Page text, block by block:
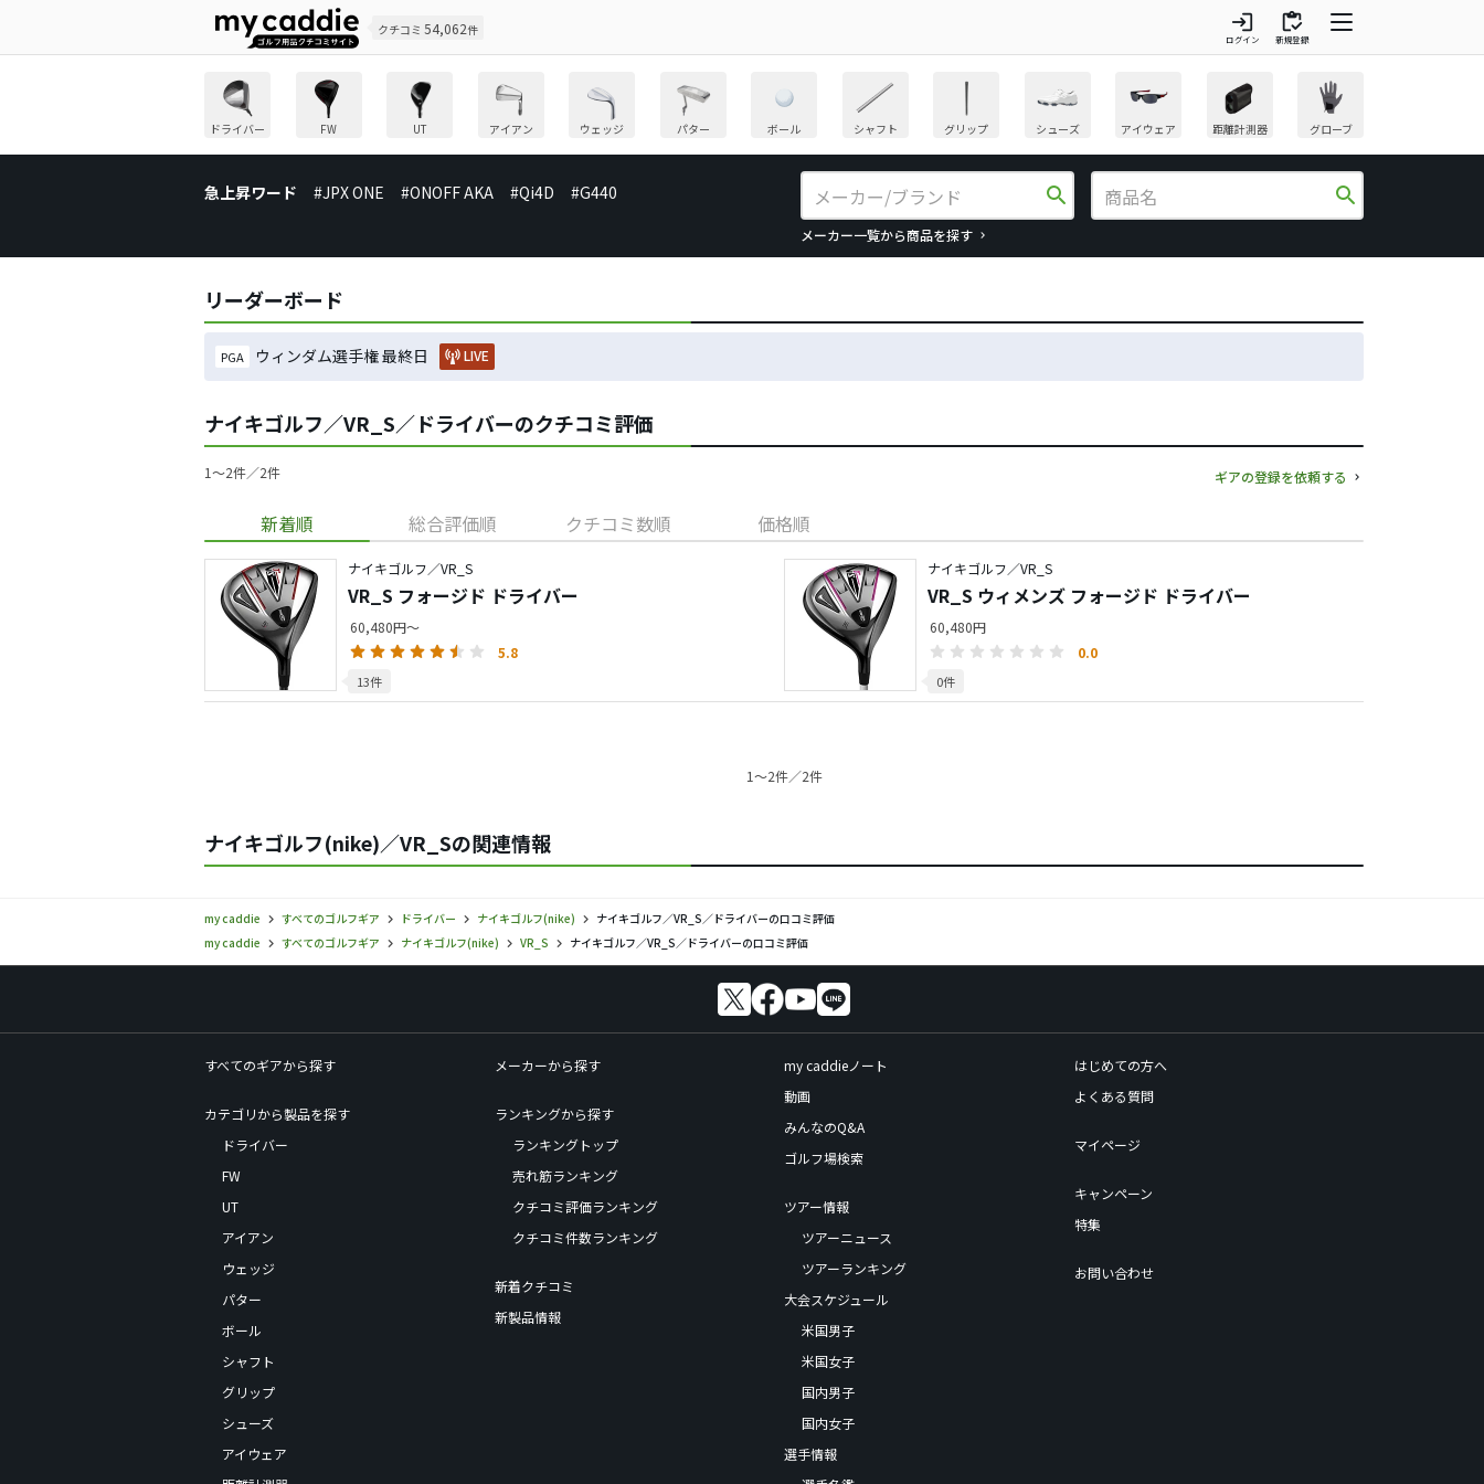
クチコミ 54,062件 login
ログイン
inventory
新規登録
ドライバー FW UT アイアン ウェッジ パター ボール シャフト グリップ シューズ アイウェア 距離計測器 グローブ
急上昇ワード #JPX ONE #ONOFF AKA #Qi4D #G440 search
メーカー一覧から商品を探す
search
リーダーボード
PGA ウィンダム選手権 最終日 LIVE
ナイキゴルフ／VR_S／ドライバーのクチコミ評価
1〜2件／2件 ギアの登録を依頼する
新着順 総合評価順 クチコミ数順 価格順
ナイキゴルフ／VR_S
VR_S フォージド ドライバー
60,480円～
5.8
13件
ナイキゴルフ／VR_S
VR_S ウィメンズ フォージド ドライバー
60,480円
0.0
0件
1〜2件／2件
ナイキゴルフ(nike)／VR_Sの関連情報
my caddie すべてのゴルフギア ドライバー ナイキゴルフ(nike)
ナイキゴルフ／VR_S／ドライバーの口コミ評価
my caddie
すべてのゴルフギア ナイキゴルフ(nike) VR_S ナイキゴルフ／VR_S／ドライバーの口コミ評価
すべてのギアから探す
カテゴリから製品を探す
ドライバー
FW
UT
アイアン
ウェッジ
パター
ボール
シャフト
グリップ
シューズ
アイウェア
メーカーから探す
ランキングから探す
ランキングトップ
売れ筋ランキング
クチコミ評価ランキング
クチコミ件数ランキング
新着クチコミ
新製品情報
my caddieノート
動画
みんなのQ&A
ゴルフ場検索
ツアー情報
ツアーニュース
ツアーランキング
大会スケジュール
米国男子
米国女子
国内男子
国内女子
選手情報
はじめての方へ
よくある質問
マイページ
キャンペーン
特集
お問い合わせ